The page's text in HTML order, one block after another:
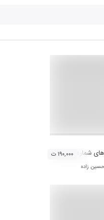
شماره 1و 2
زاده
۱۹۰,۰۰۰ ت